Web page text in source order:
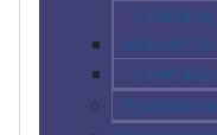
- з
власністю
- з питань